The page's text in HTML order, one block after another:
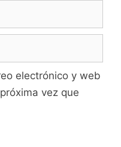
electrónico y web
vez que